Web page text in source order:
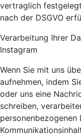
vertraglich
nach der DSGVO
Verarbeitung Ihrer
Instagram
Wenn Sie mit uns
aufnehmen, indem
oder uns eine
schreiben,
personenbezogenen